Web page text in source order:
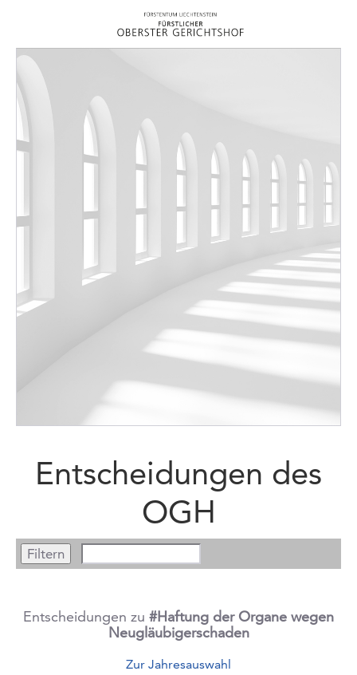
Entscheidungen des
OGH
Entscheidungen zu #Haftung der Organe wegen
Neugläubigerschaden
Zur Jahresauswahl